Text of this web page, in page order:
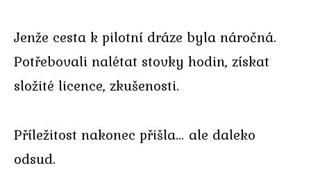
Jenže cesta k pilotní dráze byla náročná.
Potřebovali nalétat stovky hodin, získat
složité licence, zkušenosti.
Příležitost nakonec přišla… ale daleko
odsud.